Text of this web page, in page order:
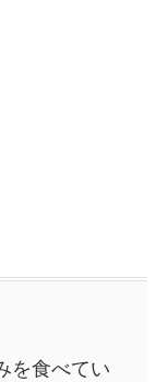
を食べてい